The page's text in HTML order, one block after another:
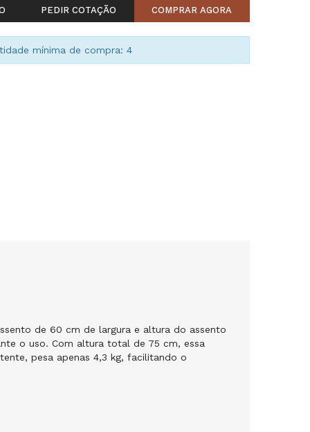
PEDIR COTAÇÃO COMPRAR AGORA
mínima de compra: 4
de 60 cm de largura e altura do assento
o uso. Com altura total de 75 cm, essa
pesa apenas 4,3 kg, facilitando o